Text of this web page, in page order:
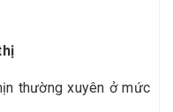
thường xuyên ở mức